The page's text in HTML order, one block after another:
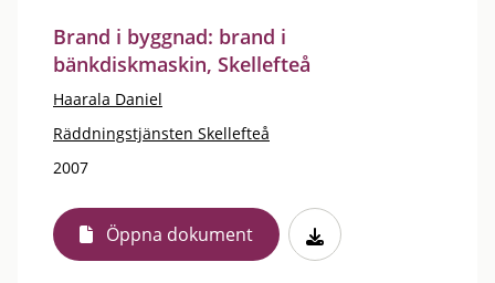
Brand i byggnad: brand i
bänkdiskmaskin, Skellefteå
Haarala Daniel
Räddningstjänsten Skellefteå
2007
Öppna dokument